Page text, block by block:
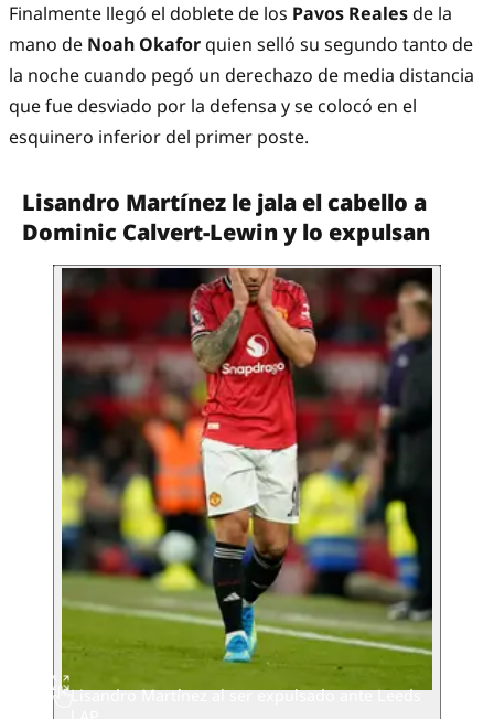
Finalmente llegó el doblete de los Pavos Realesde la
mano de Noah Okaforquien selló su segundo tanto de
la noche cuando pegó un derechazo de media distancia
que fue desviado por la defensa y se colocó en el
esquinero inferior del primer poste.
Lisandro Martínez le jala el cabello a
Dominic Calvert-Lewin y lo expulsan
Lisandro Martínez al ser expulsado ante Leeds